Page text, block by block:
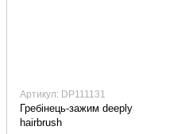
Артикул: DP111131
Гребінець-зажим deeply
hairbrush